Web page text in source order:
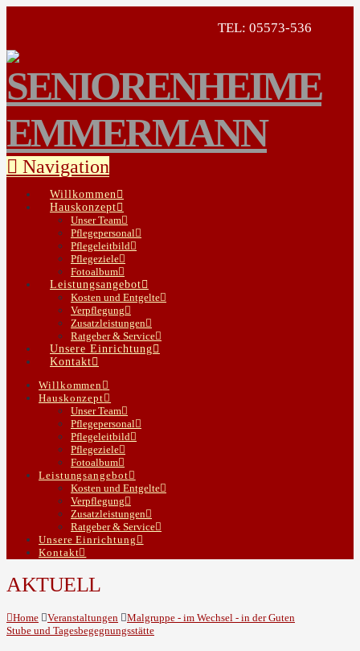
TEL: 05573-536
Navigation
Willkommen
Hauskonzept
Unser Team
Pflegepersonal
Pflegeleitbild
Pflegeziele
Fotoalbum
Leistungsangebot
Kosten und Entgelte
Verpflegung
Zusatzleistungen
Ratgeber & Service
Unsere Einrichtung
Kontakt
Willkommen
Hauskonzept
Unser Team
Pflegepersonal
Pflegeleitbild
Pflegeziele
Fotoalbum
Leistungsangebot
Kosten und Entgelte
Verpflegung
Zusatzleistungen
Ratgeber & Service
Unsere Einrichtung
Kontakt
AKTUELL
Home Veranstaltungen
Malgruppe - im Wechsel - in der Guten
Stube und Tagesbegegnungsstätte